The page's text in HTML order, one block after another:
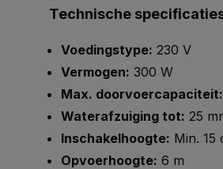
Technische
Voedingstype: 230 V
Vermogen: 300 W
Max. doorvoercapaciteit:
Waterafzuiging tot: 25
Inschakelhoogte: Min. 15
Opvoerhoogte: 6 m